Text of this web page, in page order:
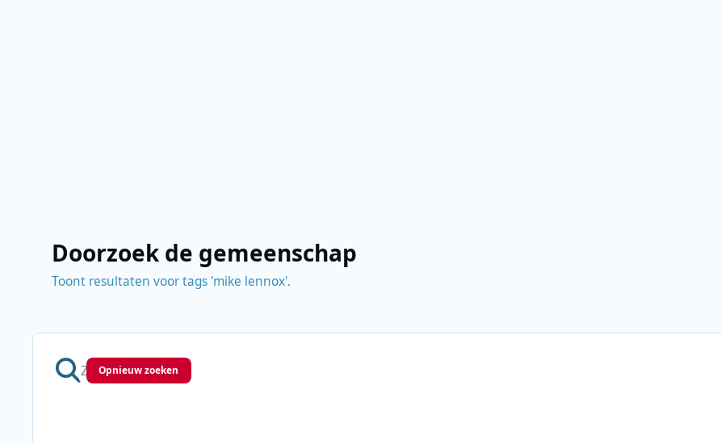
Doorzoek de gemeenschap
Toont resultaten voor tags 'mike lennox'.
Opnieuw zoeken